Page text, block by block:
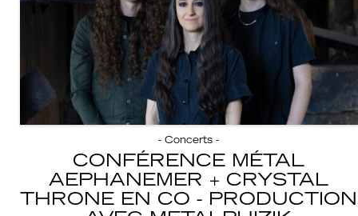
- Concerts -
CONFÉRENCE MÉTAL
AEPHANEMER + CRYSTAL
THRONE EN CO - PRODUCTION